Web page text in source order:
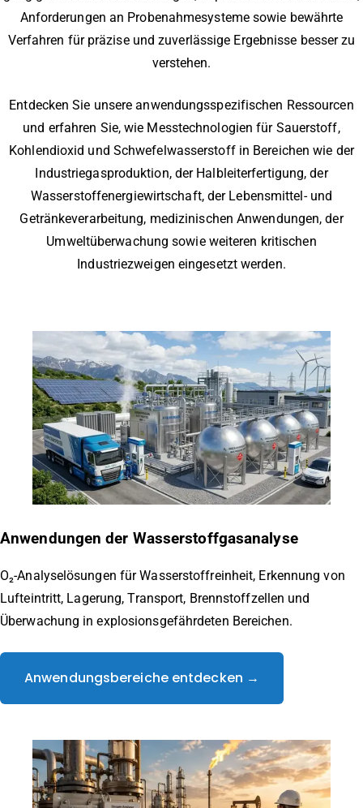
Anforderungen an Probenahmesysteme sowie bewährte
Verfahren für präzise und zuverlässige Ergebnisse besser zu
verstehen.
Entdecken Sie unsere anwendungsspezifischen Ressourcen
und erfahren Sie, wie Messtechnologien für Sauerstoff,
Kohlendioxid und Schwefelwasserstoff in Bereichen wie der
Industriegasproduktion, der Halbleiterfertigung, der
Wasserstoffenergiewirtschaft, der Lebensmittel- und
Getränkeverarbeitung, medizinischen Anwendungen, der
Umweltüberwachung sowie weiteren kritischen
Industriezweigen eingesetzt werden.
Anwendungen der Wasserstoffgasanalyse
O₂-Analyselösungen für Wasserstoffreinheit, Erkennung von
Lufteintritt, Lagerung, Transport, Brennstoffzellen und
Überwachung in explosionsgefährdeten Bereichen.
Anwendungsbereiche entdecken →